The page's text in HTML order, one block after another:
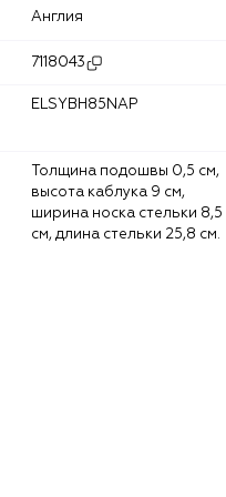
Англия
7118043
ELSYBH85NAP
высота каблука 9 см,
ширина носка стельки 8,5
см, длина стельки 25,8 см.